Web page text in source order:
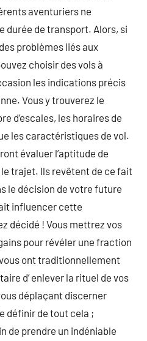
aventuriers ne
durée de transport. Alors, si
problèmes liés aux
choisir des vols à
les indications précis
Vous y trouverez le
d’escales, les horaires de
les caractéristiques de vol.
évaluer l’aptitude de
trajet. Ils revêtent de ce fait
le décision de votre future
influencer cette
décidé ! Vous mettrez vos
pour révéler une fraction
ont traditionnellement
d’ enlever la rituel de vos
déplaçant discerner
définir de tout cela ;
de prendre un indéniable